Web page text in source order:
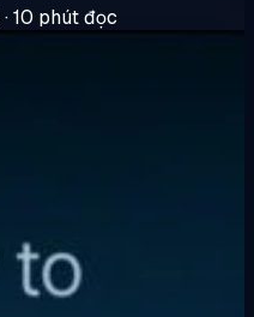
·10 phút đọc